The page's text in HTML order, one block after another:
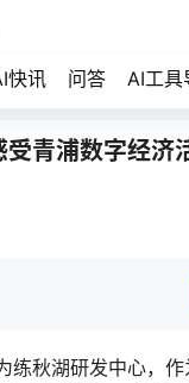
快讯 问答 AI工具
受青浦数字经济
练秋湖研发中心，